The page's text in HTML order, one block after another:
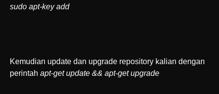
sudo apt-key add
Kemudian update dan upgrade repository kalian dengan
perintah apt-get update && apt-get upgrade